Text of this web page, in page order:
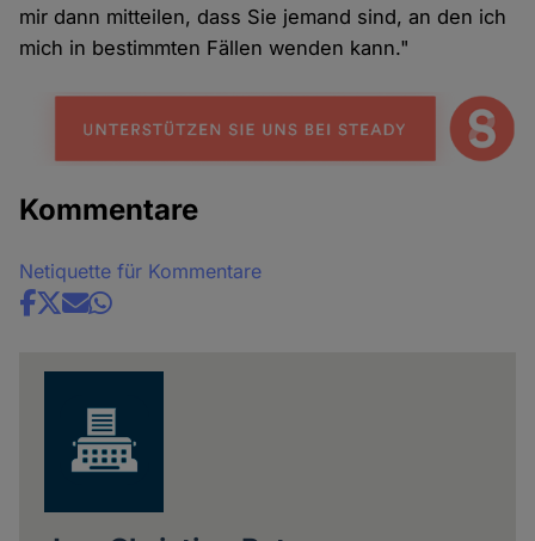
mir dann mitteilen, dass Sie jemand sind, an den ich
mich in bestimmten Fällen wenden kann."
Kommentare
Netiquette für Kommentare
Share